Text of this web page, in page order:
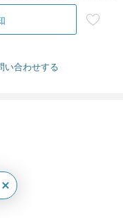
い合わせする